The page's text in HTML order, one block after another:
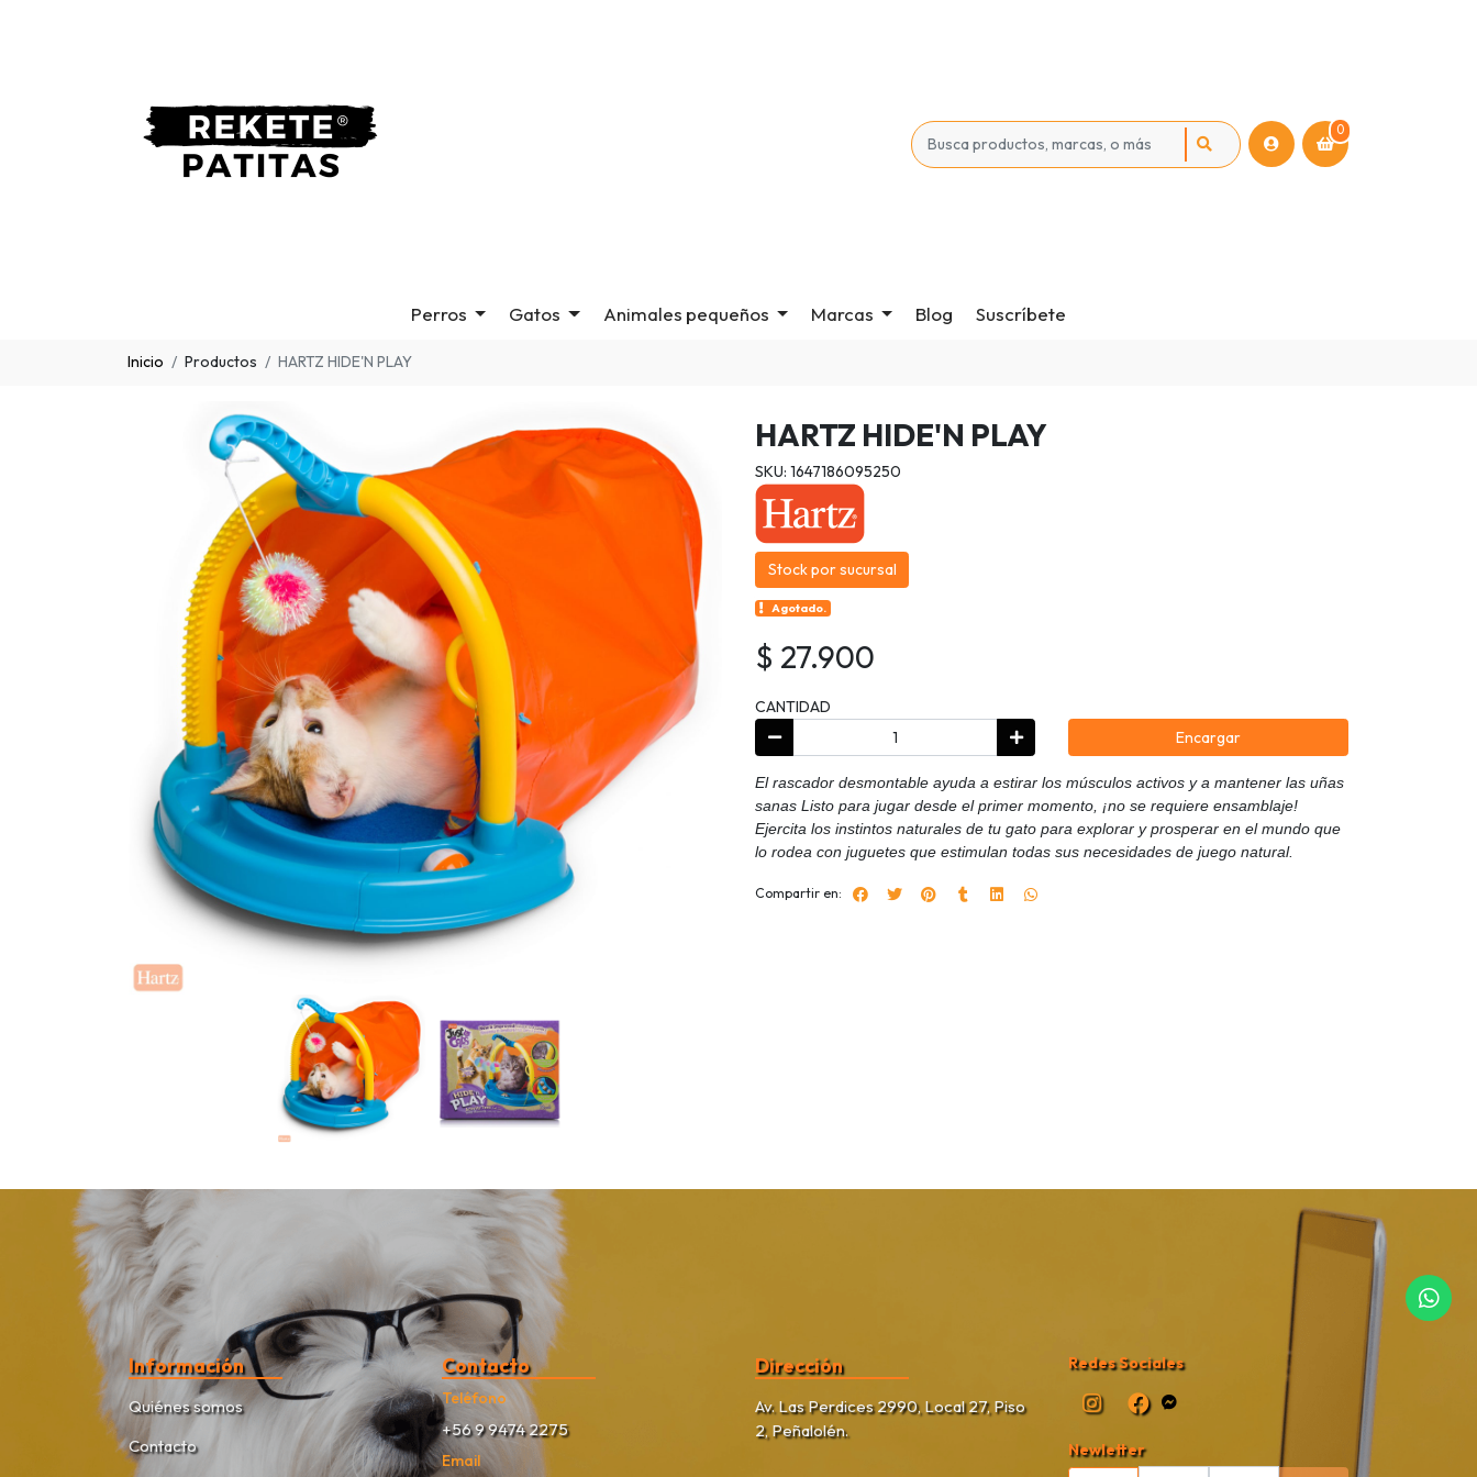
0
Perros Gatos Animales pequeños Marcas Blog Suscríbete
Inicio Productos HARTZ HIDE'N PLAY
HARTZ HIDE'N PLAY
SKU: 1647186095250
Stock por sucursal
Agotado.
$ 27.900
CANTIDAD
Encargar
El rascador desmontable ayuda a estirar los músculos activos y a mantener las uñas
sanas Listo para jugar desde el primer momento, ¡no se requiere ensamblaje!
Ejercita los instintos naturales de tu gato para explorar y prosperar en el mundo que
lo rodea con juguetes que estimulan todas sus necesidades de juego natural.
Compartir en:
Información
Quiénes somos
Contacto
Contacto
Teléfono
+56 9 9474 2275
Email
Dirección
Av. Las Perdices 2990, Local 27, Piso
2, Peñalolén.
Redes Sociales
Newletter